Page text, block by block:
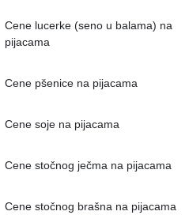
Cene lucerke (seno u balama) na
pijacama
Cene pšenice na pijacama
Cene soje na pijacama
Cene stočnog ječma na pijacama
Cene stočnog brašna na pijacama